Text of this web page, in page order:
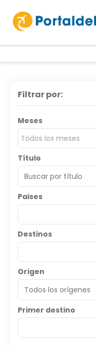
Filtrar por:
Meses
Todos los meses
Título
Paises
Destinos
Origen
Primer destino